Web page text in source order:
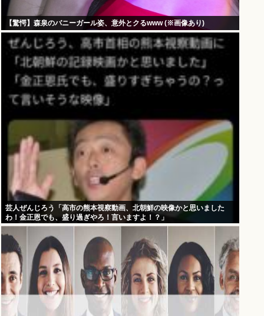
【驚愕】森泉のバニーガール姿、意外とクるwww (※画像あり)
芸人ぜんじろう「高市の熊本視察動画、北朝鮮の映像かと思いました
わ！金正恩でも、盛り過ぎやろ！言いますよ！？」